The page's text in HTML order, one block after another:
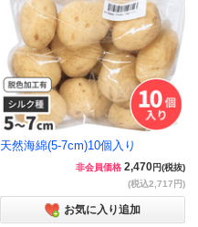
天然海綿(5-7cm)10個入り
非会員価格 2,470円(税抜)
(税込2,717円)
お気に入り追加